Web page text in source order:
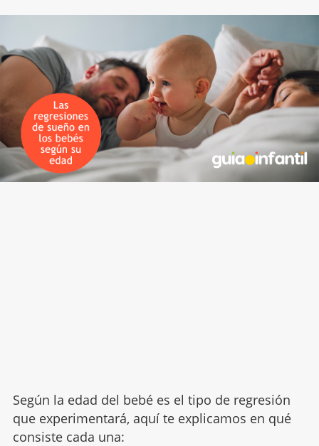
Según la edad del bebé es el tipo de regresión
que experimentará, aquí te explicamos en qué
consiste cada una: